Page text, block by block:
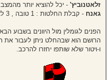
זלאטנוביץ'- יכל להוציא יותר מהמצב
גאנח- קבלת החלטות : 1 טובה , 3 לא .
הפנים לגומלין מול היוונים בשבוע
הרושם הוא שבהחלט ניתן לעבור את
ו-ויטור שלא שותפו יחזרו להרכב.